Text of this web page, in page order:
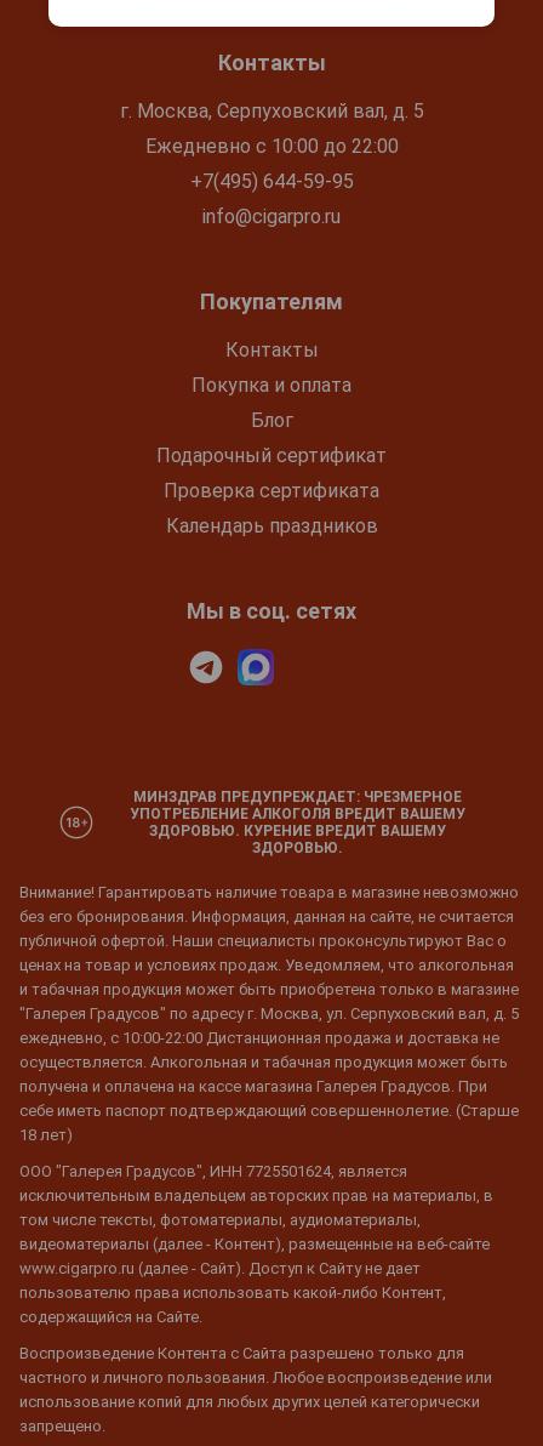
Контакты
г. Москва, Серпуховский вал, д. 5
Ежедневно с 10:00 до 22:00
+7(495) 644-59-95
info@cigarpro.ru
Покупателям
Контакты
Покупка и оплата
Блог
Подарочный сертификат
Проверка сертификата
Календарь праздников
Мы в соц. сетях
МИНЗДРАВ ПРЕДУПРЕЖДАЕТ: ЧРЕЗМЕРНОЕ
УПОТРЕБЛЕНИЕ АЛКОГОЛЯ ВРЕДИТ ВАШЕМУ
ЗДОРОВЬЮ. КУРЕНИЕ ВРЕДИТ ВАШЕМУ
ЗДОРОВЬЮ.
Внимание! Гарантировать наличие товара в магазине невозможно
без его бронирования. Информация, данная на сайте, не считается
публичной офертой. Наши специалисты проконсультируют Вас о
ценах на товар и условиях продаж. Уведомляем, что алкогольная
и табачная продукция может быть приобретена только в магазине
"Галерея Градусов" по адресу г. Москва, ул. Серпуховский вал, д. 5
ежедневно, с 10:00-22:00 Дистанционная продажа и доставка не
осуществляется. Алкогольная и табачная продукция может быть
получена и оплачена на кассе магазина Галерея Градусов. При
себе иметь паспорт подтверждающий совершеннолетие. (Старше
18 лет)
ООО "Галерея Градусов", ИНН 7725501624, является
исключительным владельцем авторских прав на материалы, в
том числе тексты, фотоматериалы, аудиоматериалы,
видеоматериалы (далее - Контент), размещенные на веб-сайте
www.cigarpro.ru (далее - Сайт). Доступ к Сайту не дает
пользователю права использовать какой-либо Контент,
содержащийся на Сайте.
Воспроизведение Контента с Сайта разрешено только для
частного и личного пользования. Любое воспроизведение или
использование копий для любых других целей категорически
запрещено.